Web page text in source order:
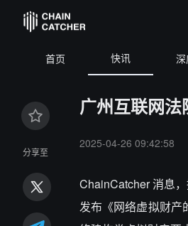
首页 快讯 深
分享至
广州互联网
2025-04-26 09:42:58
ChainCatcher 消息
发布《网络虚拟财产